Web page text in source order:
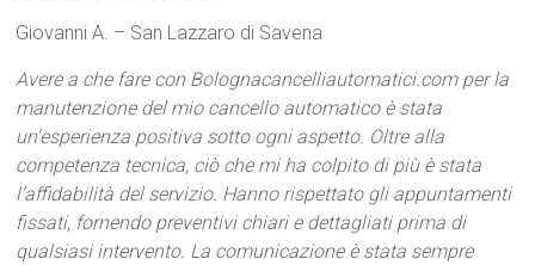
Giovanni A. – San Lazzaro di Savena
Avere a che fare con Bolognacancelliautomatici.com per la
manutenzione del mio cancello automatico è stata
un’esperienza positiva sotto ogni aspetto. Oltre alla
competenza tecnica, ciò che mi ha colpito di più è stata
l’affidabilità del servizio. Hanno rispettato gli appuntamenti
fissati, fornendo preventivi chiari e dettagliati prima di
qualsiasi intervento. La comunicazione è stata sempre